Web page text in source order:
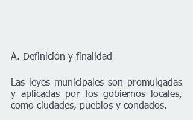
A. Definición y finalidad
Las leyes municipales son promulgadas
y aplicadas por los gobiernos locales,
como ciudades, pueblos y condados.